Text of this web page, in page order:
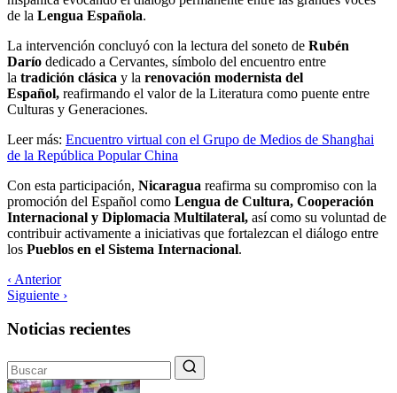
de la Lengua Española.
La intervención concluyó con la lectura del soneto de Rubén
Darío dedicado a Cervantes, símbolo del encuentro entre
la tradición clásica y la renovación modernista del
Español, reafirmando el valor de la Literatura como puente entre
Culturas y Generaciones.
Leer más: Encuentro virtual con el Grupo de Medios de Shanghai
de la República Popular China
Con esta participación, Nicaragua reafirma su compromiso con la
promoción del Español como Lengua de Cultura, Cooperación
Internacional y Diplomacia Multilateral, así como su voluntad de
contribuir activamente a iniciativas que fortalezcan el diálogo entre
los Pueblos en el Sistema Internacional.
‹ Anterior
Siguiente ›
Noticias recientes